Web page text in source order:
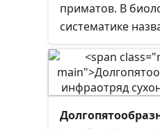
по количеству
млекопитающих.
приматов. В
систематике
по отношению
представителям
Simiiformes или
Haplorhini.